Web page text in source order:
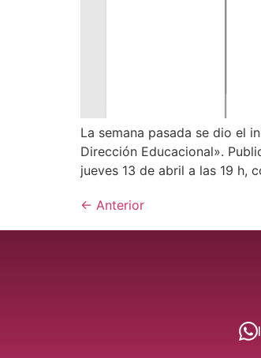
La semana pasada se dio el
Dirección Educacional».
jueves 13 de abril a las 19 h,
← Anterior